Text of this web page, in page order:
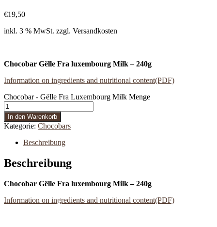
€19,50
inkl. 3 % MwSt. zzgl. Versandkosten
Chocobar Gëlle Fra luxembourg Milk – 240g
Information on ingredients and nutritional content(PDF)
Chocobar - Gëlle Fra Luxembourg Milk Menge
In den Warenkorb
Kategorie: Chocobars
Beschreibung
Beschreibung
Chocobar Gëlle Fra luxembourg Milk – 240g
Information on ingredients and nutritional content(PDF)